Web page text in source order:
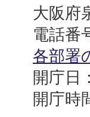
市
役
所
大阪府
電話番
各部署
開庁日
開庁時